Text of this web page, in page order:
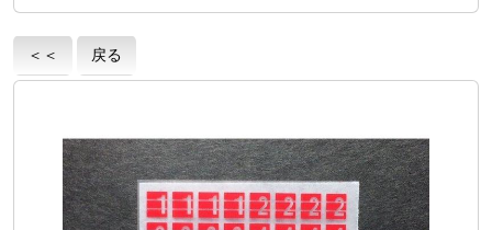
＜＜ 戻る